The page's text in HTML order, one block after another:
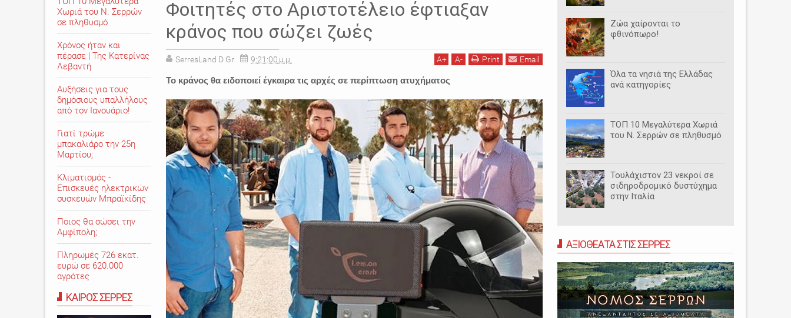
Φοιτητές στο Αριστοτέλειο έφτιαξαν
κράνος που σώζει ζωές
SerresLand D Gr 9:21:00 μ.μ. A+ A- Print Email
Το κράνος θα ειδοποιεί έγκαιρα τις αρχές σε περίπτωση ατυχήματος
Ζώα χαίρονται το
φθινόπωρο!
Όλα τα νησιά της Ελλάδας
ανά κατηγορίες
ΤΟΠ 10 Μεγαλύτερα Χωριά
του Ν. Σερρών σε πληθυσμό
Τουλάχιστον 23 νεκροί σε
σιδηροδρομικό δυστύχημα
στην Ιταλία
ΑΞΙΟΘΕΑΤΑ ΣΤΙΣ ΣΕΡΡΕΣ
Χωριά του Ν. Σερρών
σε πληθυσμό
Χρόνος ήταν και
πέρασε | Της Κατερίνας
Λεβαντή
Αυξήσεις για τους
δημόσιους υπαλλήλους
από τον Ιανουάριο!
Γιατί τρώμε
μπακαλιάρο την 25η
Μαρτίου;
Κλιματισμός -
Επισκευές ηλεκτρικών
συσκευών Μπραϊκίδης
Ποιος θα σώσει την
Αμφίπολη;
Πληρωμές 726 εκατ.
ευρώ σε 620.000
αγρότες
ΚΑΙΡΟΣ ΣΕΡΡΕΣ